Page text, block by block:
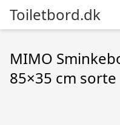
Toiletbord.dk
MIMO
85×35 cm